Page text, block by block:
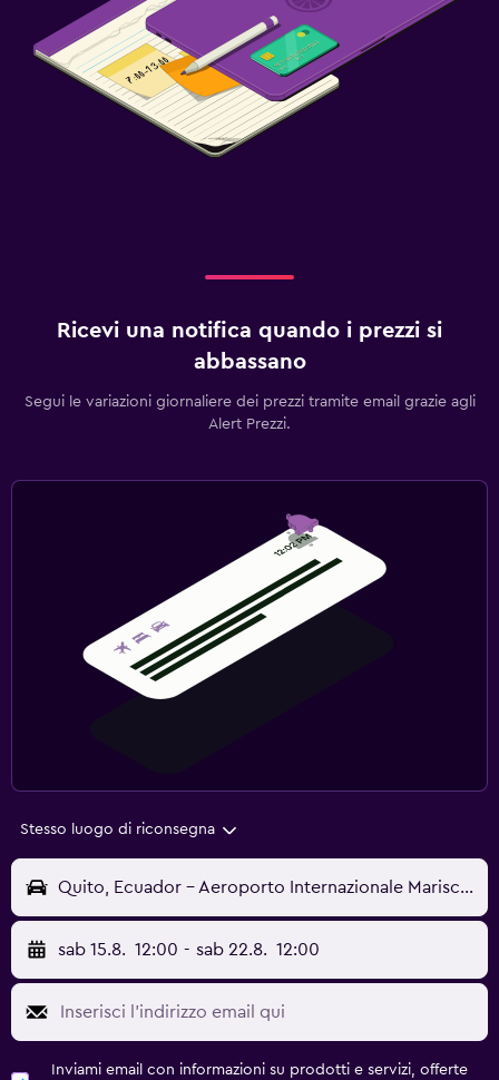
Ricevi una notifica quando i prezzi si
abbassano
Segui le variazioni giornaliere dei prezzi tramite email grazie agli
Alert Prezzi.
Stesso luogo di riconsegna
Quito, Ecuador - Aeroporto Internazionale Mariscal Sucre (UIO)
sab 15.8. 12:00 - sab 22.8. 12:00
Inviami email con informazioni su prodotti e servizi, offerte